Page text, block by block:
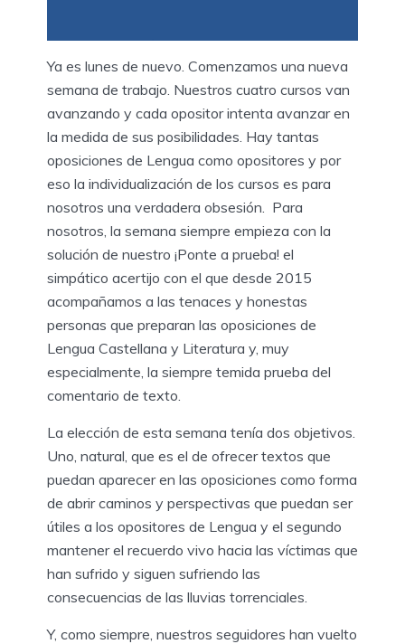
Ya es lunes de nuevo. Comenzamos una nueva
semana de trabajo. Nuestros cuatro cursos van
avanzando y cada opositor intenta avanzar en
la medida de sus posibilidades. Hay tantas
oposiciones de Lengua como opositores y por
eso la individualización de los cursos es para
nosotros una verdadera obsesión. Para
nosotros, la semana siempre empieza con la
solución de nuestro ¡Ponte a prueba! el
simpático acertijo con el que desde 2015
acompañamos a las tenaces y honestas
personas que preparan las oposiciones de
Lengua Castellana y Literatura y, muy
especialmente, la siempre temida prueba del
comentario de texto.
La elección de esta semana tenía dos objetivos.
Uno, natural, que es el de ofrecer textos que
puedan aparecer en las oposiciones como forma
de abrir caminos y perspectivas que puedan ser
útiles a los opositores de Lengua y el segundo
mantener el recuerdo vivo hacia las víctimas que
han sufrido y siguen sufriendo las
consecuencias de las lluvias torrenciales.
Y, como siempre, nuestros seguidores han vuelto